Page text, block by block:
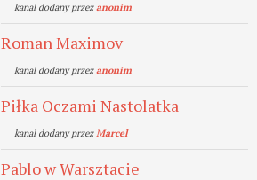
kanal dodany przezanonim
Roman Maximov
kanal dodany przezanonim
Piłka Oczami Nastolatka
kanal dodany przezMarcel
Pablo w Warsztacie